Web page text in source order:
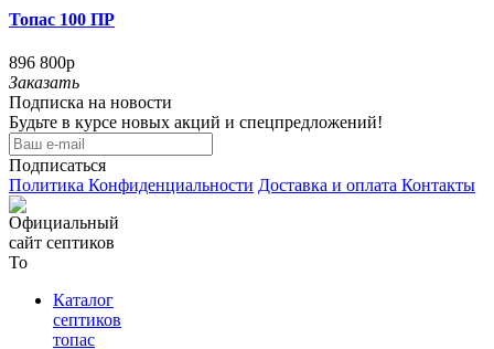
Топас 100 ПР
896 800р
Заказать
Подписка на новости
Будьте в курсе новых акций и спецпредложений!
Подписаться
Политика Конфиденциальности Доставка и оплата Контакты
Каталог
септиков
топас